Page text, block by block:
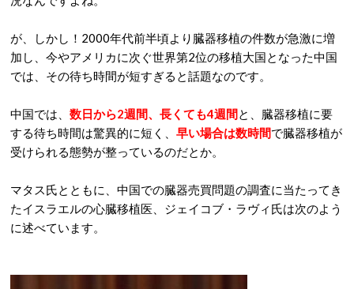
が、しかし！2000年代前半頃より臓器移植の件数が急激に増
加し、今やアメリカに次ぐ世界第2位の移植大国となった中国
では、その待ち時間が短すぎると話題なのです。
中国では、 数日から2週間、長くても4週間と、臓器移植に要
する待ち時間は驚異的に短く、 早い場合は数時間で臓器移植が
受けられる態勢が整っているのだとか。
マタス氏とともに、中国での臓器売買問題の調査に当たってき
たイスラエルの心臓移植医、ジェイコブ・ラヴィ氏は次のよう
に述べています。